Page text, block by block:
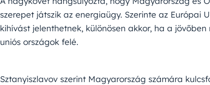
szerepet játszik az energiaügy. Szerinte az Európai
kihívást jelenthetnek, különösen akkor, ha a
uniós országok felé.
Sztanyiszlavov szerint Magyarország számára